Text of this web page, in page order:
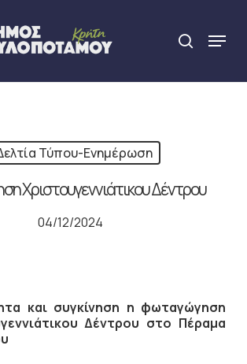
search
Menu
Τύπου-Ενημέρωση
Χριστουγεννιάτικου Δέντρου
04/12/2024
και συγκίνηση η φωταγώγηση
Δέντρου στο Πέραμα
Close